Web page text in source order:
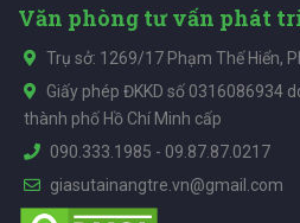
Văn phòng tư vấn phát
Trụ sở: 1269/17 Phạm Thế Hiển,
Giấy phép ĐKKD số 0316086934
thành phố Hồ Chí Minh cấp
090.333.1985 - 09.87.87.0217
giasutainangtre.vn@gmail.com